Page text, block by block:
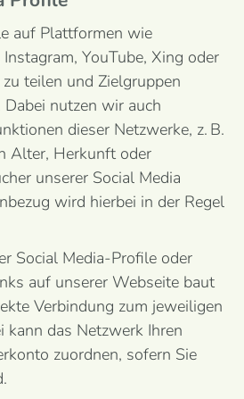
auf Plattformen wie
YouTube, Xing oder
teilen und Zielgruppen
Dabei nutzen wir auch
dieser Netzwerke, z. B.
Alter, Herkunft oder
unserer Social Media
wird hierbei in der Regel
Social Media-Profile oder
auf unserer Webseite baut
Verbindung zum jeweiligen
kann das Netzwerk Ihren
zuordnen, sofern Sie